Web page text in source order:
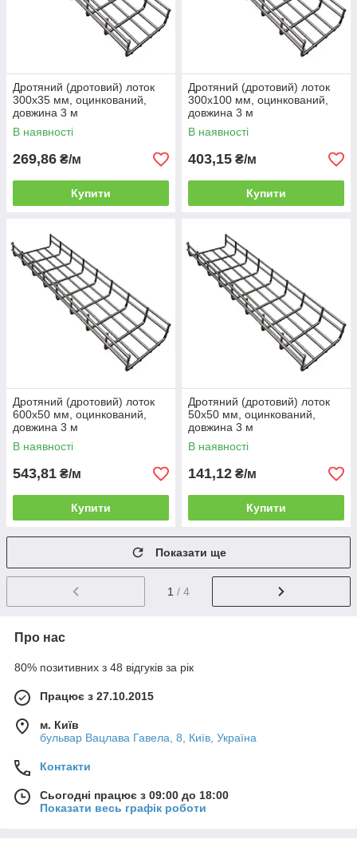
Дротяний (дротовий) лоток
300х35 мм, оцинкований,
довжина 3 м
В наявності
269,86 ₴/м
Купити
Дротяний (дротовий) лоток
300х100 мм, оцинкований,
довжина 3 м
В наявності
403,15 ₴/м
Купити
Дротяний (дротовий) лоток
600х50 мм, оцинкований,
довжина 3 м
В наявності
543,81 ₴/м
Купити
Дротяний (дротовий) лоток
50х50 мм, оцинкований,
довжина 3 м
В наявності
141,12 ₴/м
Купити
Показати ще
1 / 4
Про нас
80% позитивних з 48 відгуків за рік
Працює з 27.10.2015
м. Київ
бульвар Вацлава Гавела, 8, Київ, Україна
Контакти
Сьогодні працює з 09:00 до 18:00
Показати весь графік роботи